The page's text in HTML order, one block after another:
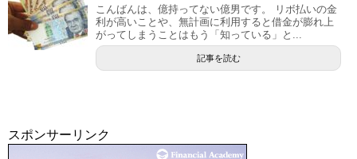
こんばんは、億持ってない億男です。 リボ払いの金
利が高いことや、無計画に利用すると借金が膨れ上
がってしまうことはもう「知っている」と...
記事を読む
スポンサーリンク